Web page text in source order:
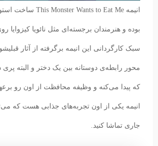
بوده و هنرمندان برجسته‌ای مثل نائویا کیزوایا
سبک کارگردانی این انیمه برگرفته از آثار
محور رابطه‌ی دوستانه بین یک دختر و البته
که پیدا می‌کنه و وظیفه محافظت از اون رو
انیمه یکی از اون تجربه‌های جذابی هست که
جاری تماشا کنید.